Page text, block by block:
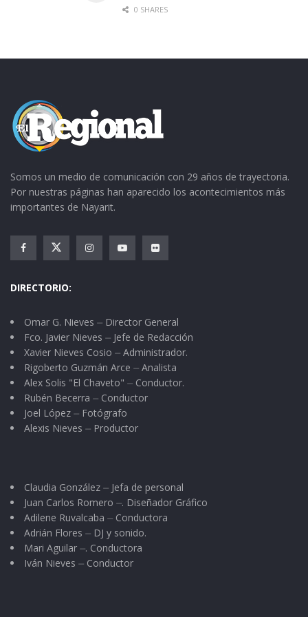
0 SHARES
Somos un medio de comunicación con 29 años de trayectoria.
Por nuestras páginas han aparecido los acontecimientos más
importantes de Nayarit.
DIRECTORIO:
Omar G. Nieves ⏤ Director General
Fco. Javier Nieves ⏤ Jefe de Redacción
Xavier Nieves Cosio ⏤ Administrador.
Rigoberto Guzmán Arce ⏤ Analista
Alex Solis "El Chaveto" ⏤ Conductor.
Rubén Becerra ⏤ Conductor
Joel López ⏤ Fotógrafo
Alexis Nieves ⏤ Productor
Claudia González ⏤ Jefa de personal
Juan Carlos Romero ⏤. Diseñador Gráfico
Adilene Ruvalcaba ⏤ Conductora
Adrián Flores ⏤ DJ y sonido.
Mari Aguilar ⏤. Conductora
Iván Nieves ⏤ Conductor